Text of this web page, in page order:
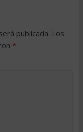
publicada. Los
*